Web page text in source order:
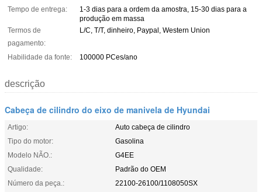
Tempo de entrega:
1-3 dias para a ordem da amostra, 15-30 dias para a
produção em massa
Termos de
pagamento:
L/C, T/T, dinheiro, Paypal, Western Union
Habilidade da fonte: 100000 PCes/ano
descrição
Cabeça de cilindro do eixo de manivela de Hyundai
Artigo:
Auto cabeça de cilindro
Tipo do motor:
Gasolina
Modelo NÃO.:
G4EE
Qualidade:
Padrão do OEM
Número da peça.:
22100-26100/1108050SX